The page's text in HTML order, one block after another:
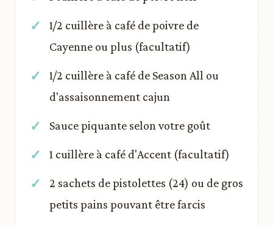
1/2 cuillère à café de poivre de
Cayenne ou plus (facultatif)
1/2 cuillère à café de Season All ou
d'assaisonnement cajun
Sauce piquante selon votre goût
1 cuillère à café d'Accent (facultatif)
2 sachets de pistolettes (24) ou de gros
petits pains pouvant être farcis